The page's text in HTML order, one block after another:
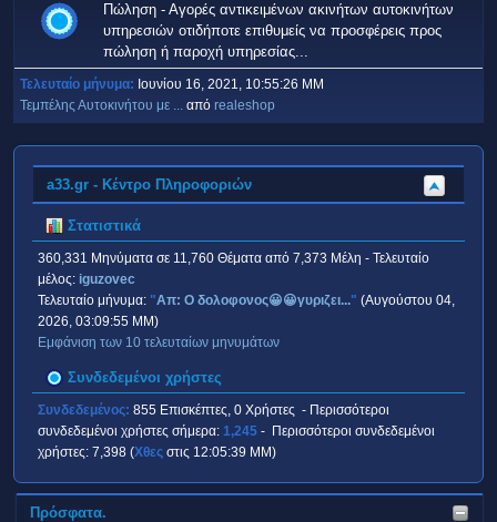
Πρόσφατα.
Πώληση - Αγορές αντικειμένων ακινήτων αυτοκινήτων
υπηρεσιών οτιδήποτε επιθυμείς να προσφέρεις προς
πώληση ή παροχή υπηρεσίας...
Τελευταίο μήνυμα: Ιουνίου 16, 2021, 10:55:26 ΜΜ
Τεμπέλης Αυτοκινήτου με ... από realeshop
a33.gr - Κέντρο Πληροφοριών
Στατιστικά
360,331 Μηνύματα σε 11,760 Θέματα από 7,373 Μέλη - Τελευταίο
μέλος: iguzovec
Τελευταίο μήνυμα: "Απ: Ο δολοφονος😀😀γυριζει..." (Αυγούστου 04,
2026, 03:09:55 ΜΜ)
Εμφάνιση των 10 τελευταίων μηνυμάτων
Συνδεδεμένοι χρήστες
Συνδεδεμένος: 855 Επισκέπτες, 0 Χρήστες - Περισσότεροι
συνδεδεμένοι χρήστες σήμερα: 1,245 - Περισσότεροι συνδεδεμένοι
χρήστες: 7,398 (Χθες στις 12:05:39 ΜΜ)